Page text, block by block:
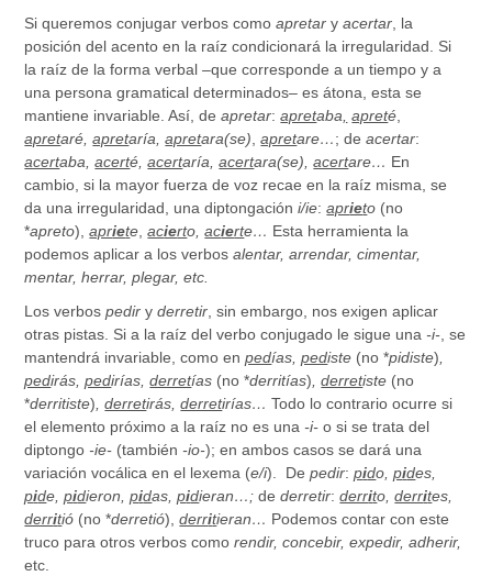
Si queremos conjugar verbos comoapretar yacertar , la
posición del acento en la raíz condicionará la irregularidad. Si
la raíz de la forma verbal –que corresponde a un tiempo y a
una persona gramatical determinados– es átona, esta se
mantiene invariable. Así, deapretar:apretaba apreté
apretaré, apretaría,apretara(se) apretare…; deacertar:
acertaba,acerté,acertaría,acertara(se),acertare… En
cambio, si la mayor fuerza de voz recae en la raíz misma, se
da una irregularidad, una diptongacióni/ie:aprieto (no
*apreto),apriete ,acierto,acierte… Esta herramienta la
podemos aplicar a los verbosalentar, arrendar, cimentar,
mentar, herrar, plegar, etc.
Los verbospedir yderretir , sin embargo, nos exigen aplicar
otras pistas. Si a la raíz del verbo conjugado le sigue una-i- , se
mantendrá invariable, como enpedías,pediste (no *pidiste)
pedirás,pedirías,derretías (no *derritías) ,derretiste (no
*derritiste) ,derretirás,derretirías…Todo lo contrario ocurre si
el elemento próximo a la raíz no es una-i- o si se trata del
diptongo-ie- (también -io-); en ambos casos se dará una
variación vocálica en el lexema (e/i). Depedir:pido,pides,
pide,pidieron,pidas,pidieran…;dederretir:derrito,derrites,
derritió (no *derretió),derritieran… Podemos contar con este
truco para otros verbos comorendir, concebir, expedir, adherir,
etc.